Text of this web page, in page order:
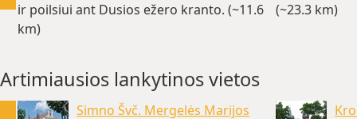
ir poilsiui ant Dusios ežero kranto. (~11.6
km)
(~23.3 km)
Artimiausios lankytinos vietos
Simno Švč. Mergelės Marijos